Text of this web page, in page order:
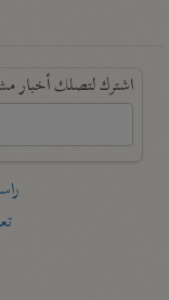
اشترك لتصلك أخبار